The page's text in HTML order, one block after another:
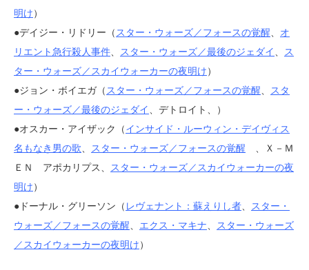
明け）
●デイジー・リドリー（ スター・ウォーズ／フォースの覚醒
オ
リエント急行殺人事件
スター・ウォーズ／最後のジェダイ
ス
ター・ウォーズ／スカイウォーカーの夜明け）
●ジョン・ボイエガ（ スター・ウォーズ／フォースの覚醒
スタ
ー・ウォーズ／最後のジェダイ
、デトロイト、）
●オスカー・アイザック（インサイド・ルーウィン・デイヴィス
名もなき男の歌
スター・ウォーズ／フォースの覚醒 、Ｘ－Ｍ
ＥＮ アポカリプス、
スター・ウォーズ／スカイウォーカーの夜
明け）
●ドーナル・グリーソン（ レヴェナント：蘇えりし者
スター・
ウォーズ／フォースの覚醒
エクス・マキナ
スター・ウォーズ
／スカイウォーカーの夜明け）